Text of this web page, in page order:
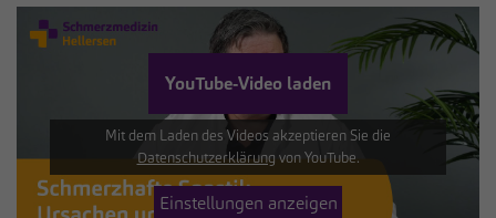
YouTube-Video laden
Mit dem Laden des Videos akzeptieren Sie die
Datenschutzerklärung von YouTube.
Einstellungen anzeigen